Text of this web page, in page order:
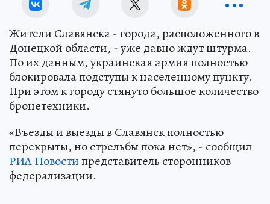
Жители Славянска - города, расположенного в
Донецкой области, - уже давно ждут штурма.
По их данным, украинская армия полностью
блокировала подступы к населенному пункту.
При этом к городу стянуто большое количество
бронетехники.
«Въезды и выезды в Славянск полностью
перекрыты, но стрельбы пока нет», - сообщил
РИА Новостипредставитель сторонников
федерализации.